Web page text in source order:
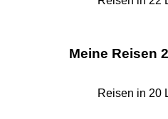
Meine Reisen
Reisen in 20